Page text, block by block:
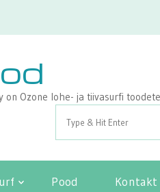
Ozone lohe- ja tiivasurfi
for:
Pood Kontakt